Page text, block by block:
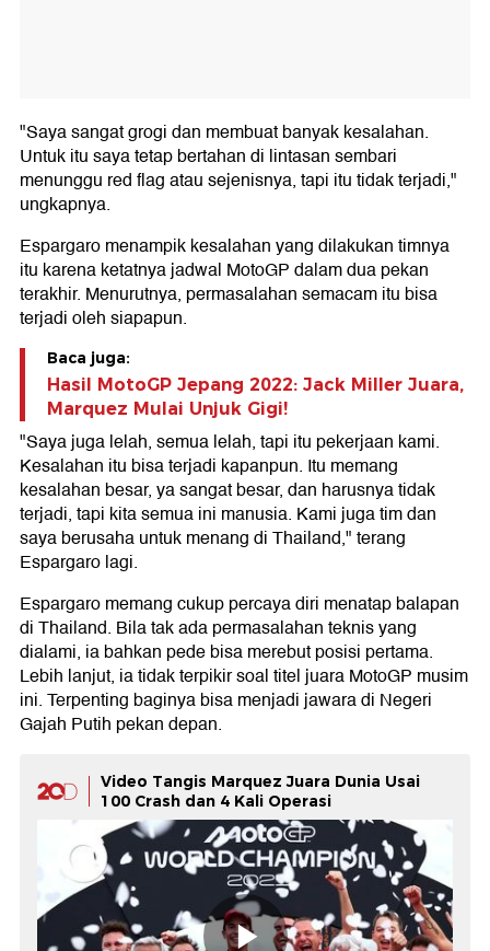
"Saya sangat grogi dan membuat banyak kesalahan.
Untuk itu saya tetap bertahan di lintasan sembari
menunggu red flag atau sejenisnya, tapi itu tidak terjadi,"
ungkapnya.
Espargaro menampik kesalahan yang dilakukan timnya
itu karena ketatnya jadwal MotoGP dalam dua pekan
terakhir. Menurutnya, permasalahan semacam itu bisa
terjadi oleh siapapun.
Baca juga:
Hasil MotoGP Jepang 2022: Jack Miller Juara,
Marquez Mulai Unjuk Gigi!
"Saya juga lelah, semua lelah, tapi itu pekerjaan kami.
Kesalahan itu bisa terjadi kapanpun. Itu memang
kesalahan besar, ya sangat besar, dan harusnya tidak
terjadi, tapi kita semua ini manusia. Kami juga tim dan
saya berusaha untuk menang di Thailand," terang
Espargaro lagi.
Espargaro memang cukup percaya diri menatap balapan
di Thailand. Bila tak ada permasalahan teknis yang
dialami, ia bahkan pede bisa merebut posisi pertama.
Lebih lanjut, ia tidak terpikir soal titel juara MotoGP musim
ini. Terpenting baginya bisa menjadi jawara di Negeri
Gajah Putih pekan depan.
Video Tangis Marquez Juara Dunia Usai
100 Crash dan 4 Kali Operasi